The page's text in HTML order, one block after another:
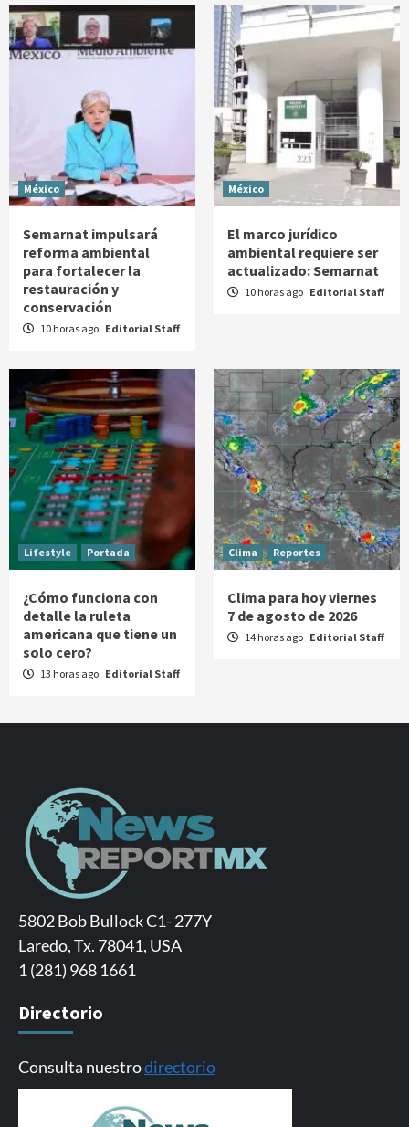
México
Semarnat impulsará
reforma ambiental
para fortalecer la
restauración y
conservación
10 horas ago Editorial Staff
México
El marco jurídico
ambiental requiere ser
actualizado: Semarnat
10 horas ago Editorial Staff
Lifestyle Portada
¿Cómo funciona con
detalle la ruleta
americana que tiene un
solo cero?
13 horas ago Editorial Staff
Clima Reportes
Clima para hoy viernes
7 de agosto de 2026
14 horas ago Editorial Staff
5802 Bob Bullock C1- 277Y
Laredo, Tx. 78041, USA
1 (281) 968 1661
Directorio
Consulta nuestrodirectorio